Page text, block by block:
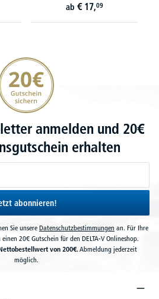
ab € 17,09
20€ Gutschein sichern
anmelden und 20€
erhalten
abonnieren!
Sie unsereDatenschutzbestimmungen an. Für Ihre
20€ Gutschein für den DELTA-V Onlineshop.
von 200€.Abmeldung jederzeit
möglich.